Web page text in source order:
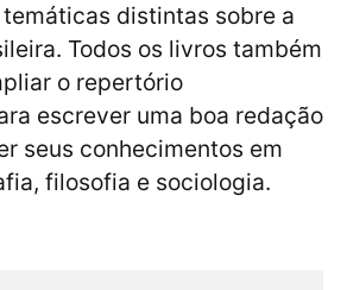
distintas sobre a
Todos os livros também
o repertório
escrever uma boa redação
seus conhecimentos em
filosofia e sociologia.